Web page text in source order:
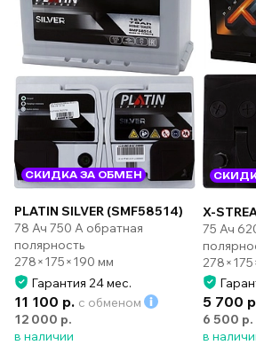
СКИДКА ЗА ОБМЕН
PLATIN SILVER (SMF58514)
78 Ач 750 А обратная
полярность
278×175×190 мм
Гарантия 24 мес.
11 100 р. с обменом
12 000 р.
в наличии
X-
75 Ач
5 700
6 500 р.
в